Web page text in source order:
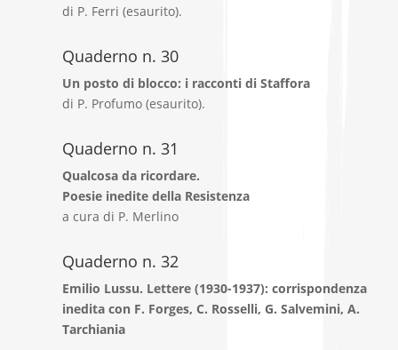
di P. Ferri (esaurito).
Quaderno n. 30
Un posto di blocco: i racconti di Staffora
di P. Profumo (esaurito).
Quaderno n. 31
Qualcosa da ricordare.
Poesie inedite della Resistenza
a cura di P. Merlino
Quaderno n. 32
Emilio Lussu. Lettere (1930-1937): corrispondenza
inedita con F. Forges, C. Rosselli, G. Salvemini, A.
Tarchiania